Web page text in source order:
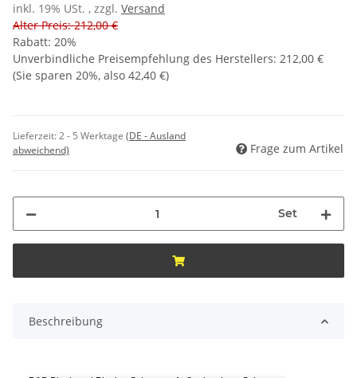
inkl. 19% USt. , zzgl. Versand
Alter Preis: 212,00 €
Rabatt: 20%
Unverbindliche Preisempfehlung des Herstellers: 212,00 €
(Sie sparen 20%, also 42,40 €)
Lieferzeit:2 - 5 Werktage (DE - Ausland
abweichend)
Frage zum Artikel
Set
Beschreibung